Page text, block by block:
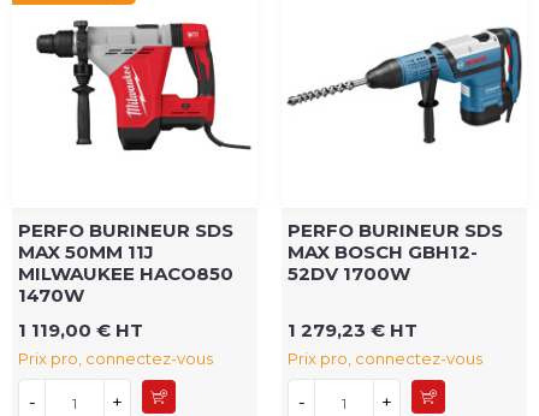
PERFO BURINEUR SDS
MAX 50MM 11J
MILWAUKEE HACO850
1470W
1 119,00 € HT
Prix pro, connectez-vous
- +
PERFO BURINEUR SDS
MAX BOSCH GBH12-
52DV 1700W
1 279,23 € HT
Prix pro, connectez-vous
- +